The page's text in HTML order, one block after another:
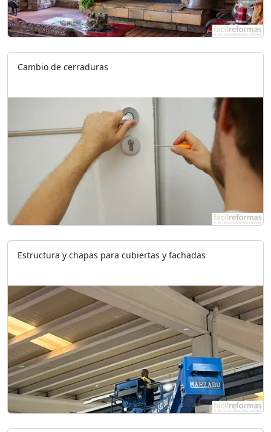
Cambio de cerraduras
Estructura y chapas para cubiertas y fachadas